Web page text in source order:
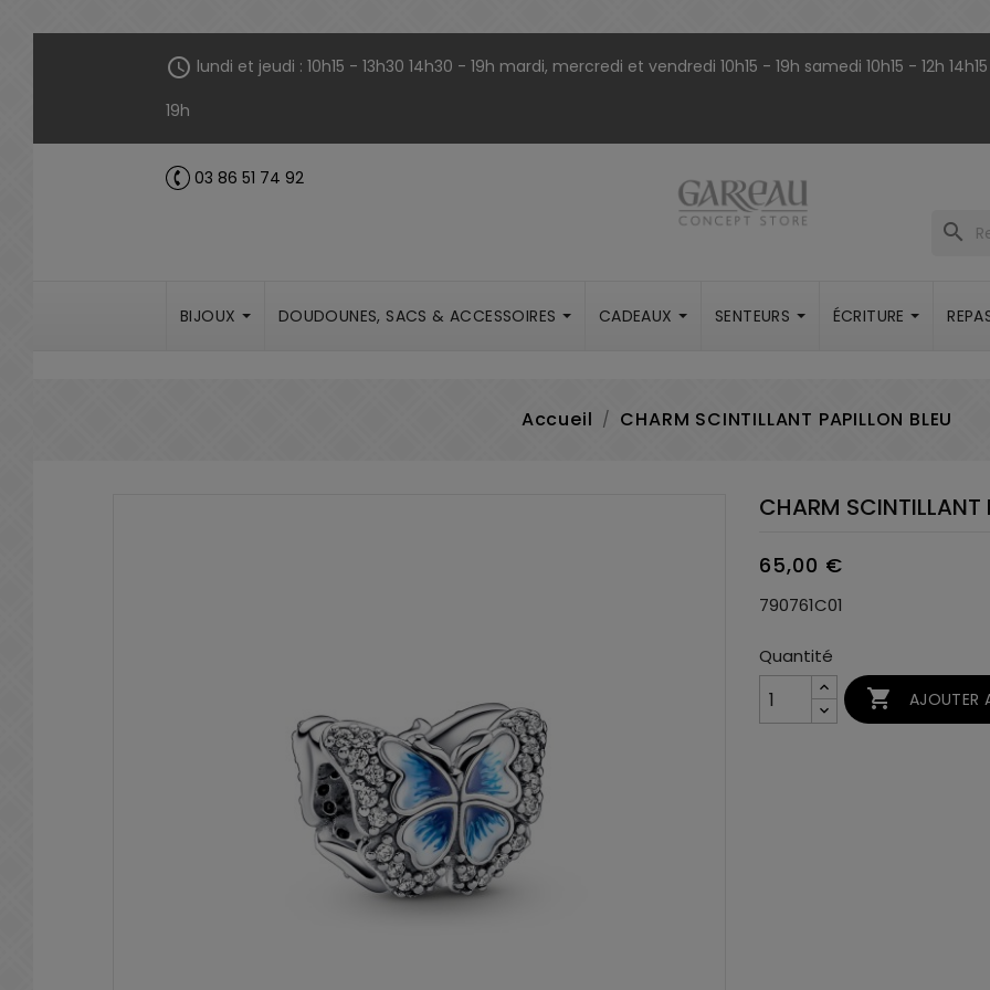
schedule lundi et jeudi : 10h15 - 13h30 14h30 - 19h mardi, mercredi et vendredi 10h15 - 19h samedi 10h15 - 12h
19h
call 03 86 51 74 92
search
BIJOUX DOUDOUNES, SACS & ACCESSOIRES CADEAUX SENTEURS ÉCRITURE
Accueil CHARM SCINTILLANT PAPILLON BLEU
CHARM SCINTILLANT
65,00 €
790761C01
Quantité
 AJOUTER